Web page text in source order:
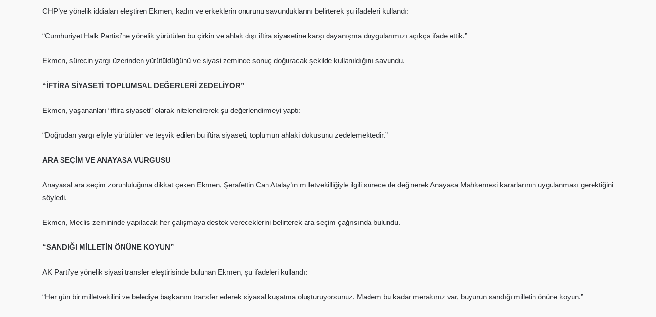
CHP’ye yönelik iddiaları eleştiren Ekmen, kadın ve erkeklerin onurunu savunduklarını belirterek şu ifadeleri kullandı:
“Cumhuriyet Halk Partisi’ne yönelik yürütülen bu çirkin ve ahlak dışı iftira siyasetine karşı dayanışma duygularımızı açıkça ifade ettik.”
Ekmen, sürecin yargı üzerinden yürütüldüğünü ve siyasi zeminde sonuç doğuracak şekilde kullanıldığını savundu.
“İFTİRA SİYASETİ TOPLUMSAL DEĞERLERİ ZEDELİYOR”
Ekmen, yaşananları “iftira siyaseti” olarak nitelendirerek şu değerlendirmeyi yaptı:
“Doğrudan yargı eliyle yürütülen ve teşvik edilen bu iftira siyaseti, toplumun ahlaki dokusunu zedelemektedir.”
ARA SEÇİM VE ANAYASA VURGUSU
Anayasal ara seçim zorunluluğuna dikkat çeken Ekmen, Şerafettin Can Atalay’ın milletvekilliğiyle ilgili sürece de değinerek Anayasa Mahkemesi kararlarının uygulanması gerektiğini
söyledi.
Ekmen, Meclis zemininde yapılacak her çalışmaya destek vereceklerini belirterek ara seçim çağrısında bulundu.
“SANDIĞI MİLLETİN ÖNÜNE KOYUN”
AK Parti’ye yönelik siyasi transfer eleştirisinde bulunan Ekmen, şu ifadeleri kullandı:
“Her gün bir milletvekilini ve belediye başkanını transfer ederek siyasal kuşatma oluşturuyorsunuz. Madem bu kadar merakınız var, buyurun sandığı milletin önüne koyun.”